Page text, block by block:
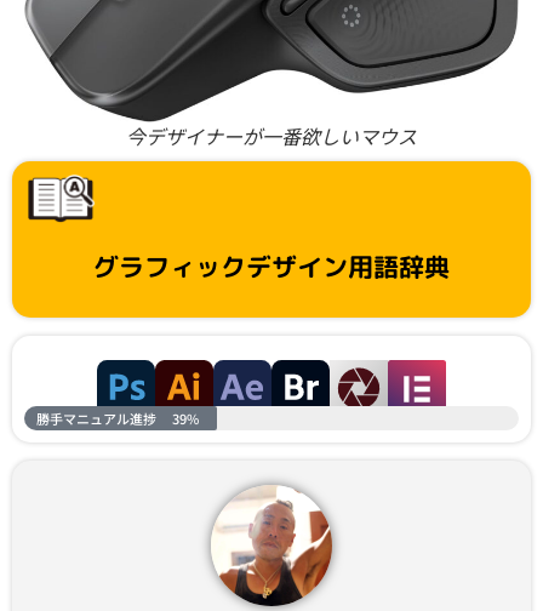
今デザイナーが一番欲しいマウス
グラフィックデザイン用語辞典
勝手マニュアル進捗 39%